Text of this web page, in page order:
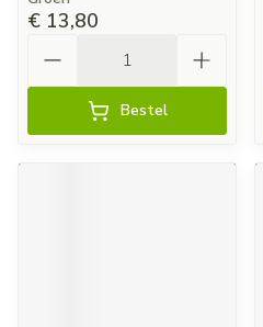
€ 13,80
Bestel